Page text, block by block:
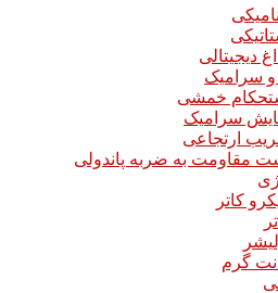
دیجیتالی
و سرامیک
خمشی
سرامیک
ارتجاعی
مقاومت به ضربه پاندولی
کاتر
گرم